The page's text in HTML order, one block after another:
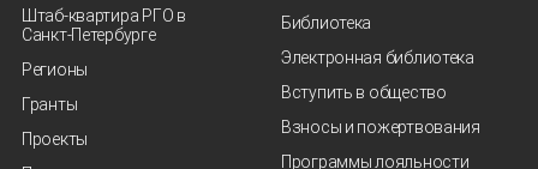
Штаб-квартира РГО в
Санкт‑Петербурге
Регионы
Гранты
Проекты
Библиотека
Электронная библиотека
Вступить в общество
Взносы и пожертвования
Программы лояльности